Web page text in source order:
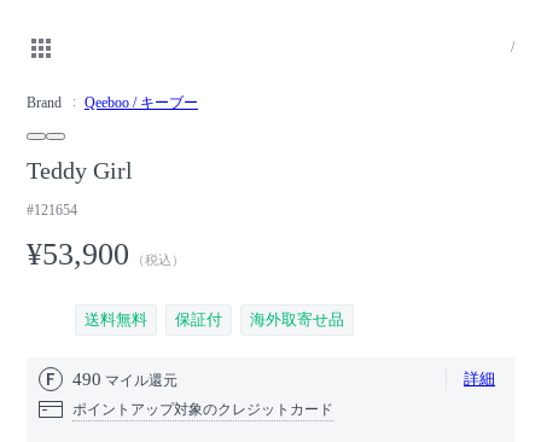
/
Brand Qeeboo / キーブー
Teddy Girl
#121654
¥53,900 （税込）
送料無料 保証付 海外取寄せ品
490 マイル還元 詳細
ポイントアップ対象のクレジットカード